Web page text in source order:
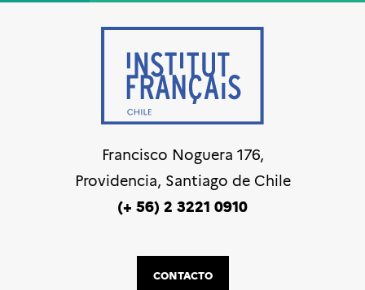
Francisco Noguera 176,
Providencia, Santiago de Chile
(+ 56) 2 3221 0910
CONTACTO